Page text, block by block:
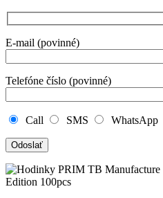
E-mail (povinné)
Telefóne číslo (povinné)
Call SMS WhatsApp